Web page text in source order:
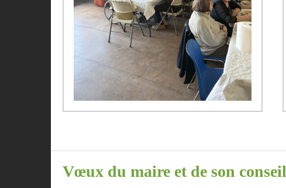
Vœux du maire et de son conseil